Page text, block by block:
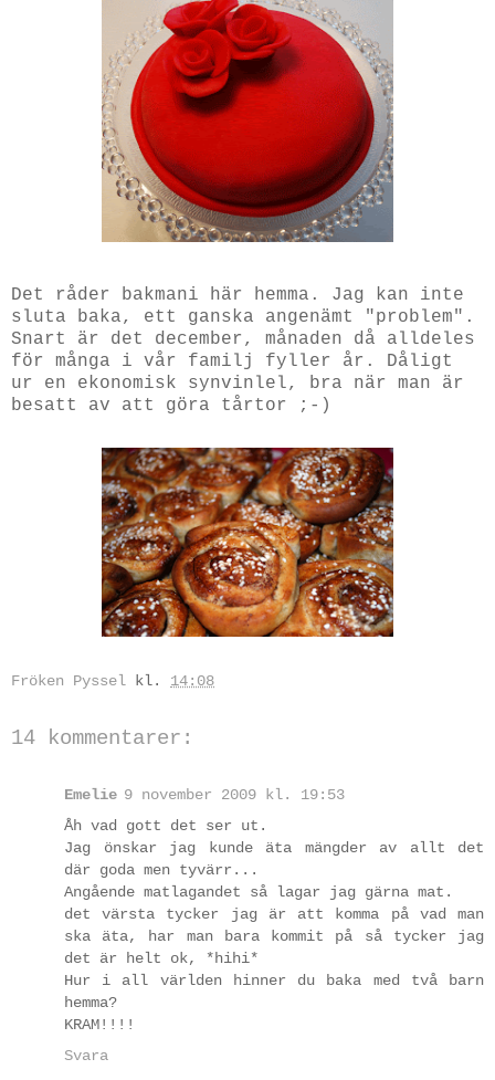
Det råder bakmani här hemma. Jag kan inte
sluta baka, ett ganska angenämt "problem".
Snart är det december, månaden då alldeles
för många i vår familj fyller år. Dåligt
ur en ekonomisk synvinlel, bra när man är
besatt av att göra tårtor ;-)
Fröken Pyssel kl. 14:08
14 kommentarer:
Emelie 9 november 2009 kl. 19:53
Åh vad gott det ser ut.
Jag önskar jag kunde äta mängder av allt det
där goda men tyvärr...
Angående matlagandet så lagar jag gärna mat.
det värsta tycker jag är att komma på vad man
ska äta, har man bara kommit på så tycker jag
det är helt ok, *hihi*
Hur i all världen hinner du baka med två barn
hemma?
KRAM!!!!
Svara